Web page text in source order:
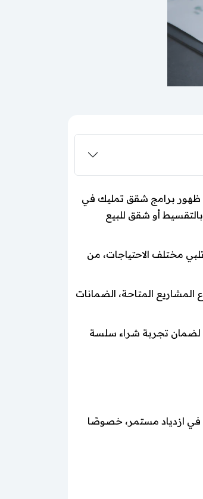
ظهور برامج شقق تمليك في
أو شقق للبيع
مختلف الاحتياجات، من
المشاريع المتاحة، الضمانات
لضمان تجربة شراء سلسة
في ازدياد مستمر، خصوصًا